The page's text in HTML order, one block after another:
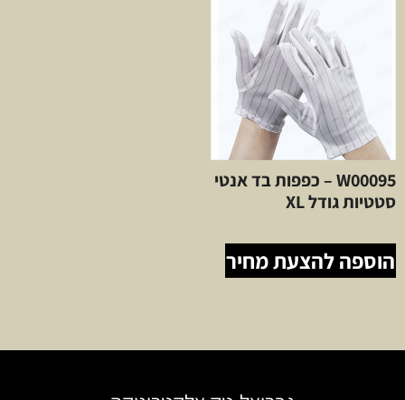
W00095 – כפפות בד אנטי
סטטיות גודל XL
הוספה להצעת מחיר